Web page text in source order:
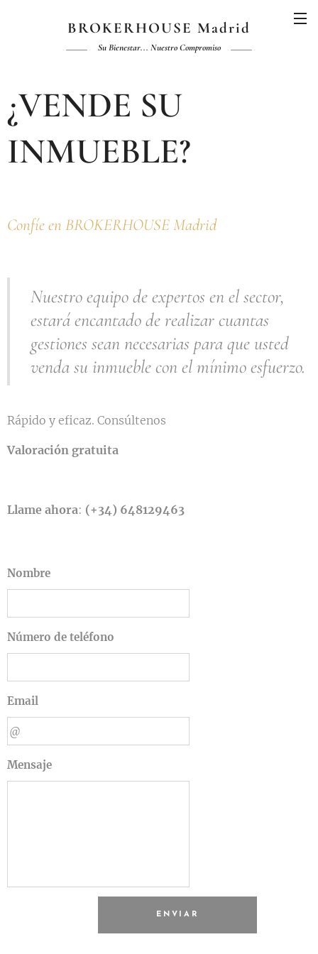
BROKERHOUSE Madrid
Su Bienestar... Nuestro Compromiso
¿VENDE SU
INMUEBLE?
Confíe en BROKERHOUSE Madrid
Nuestro equipo de expertos en el sector,
estará encantado de realizar cuantas
gestiones sean necesarias para que usted
venda su inmueble con el mínimo esfuerzo.
Rápido y eficaz. Consúltenos
Valoración gratuita
Llame ahora: (+34) 648129463
Nombre
Número de teléfono
Email
Mensaje
ENVIAR